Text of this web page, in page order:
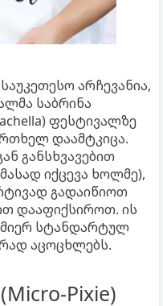
არჩევანია,
საბრინა
ფესტივალზე
დაამტკიცა.
განსხვავებით
იქცევა ხოლმე),
გადაიწიოთ
დააფიქსიროთ. ის
სტანდარტულ
აცოცხლებს.
Pixie)